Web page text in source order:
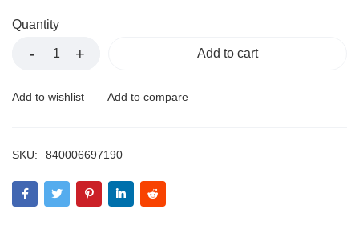
Quantity
Add to cart
SKU: 840006697190